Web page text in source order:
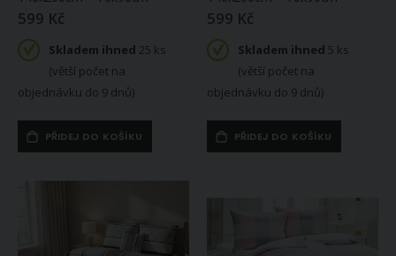
599 Kč
Skladem ihned 25 ks
(větší počet na
objednávku do 9 dnů)
PŘIDEJ DO KOŠÍKU
599 Kč
Skladem ihned 5 ks
(větší počet na
objednávku do 9 dnů)
PŘIDEJ DO KOŠÍKU
dnů)
objednávku do 14
dnů)